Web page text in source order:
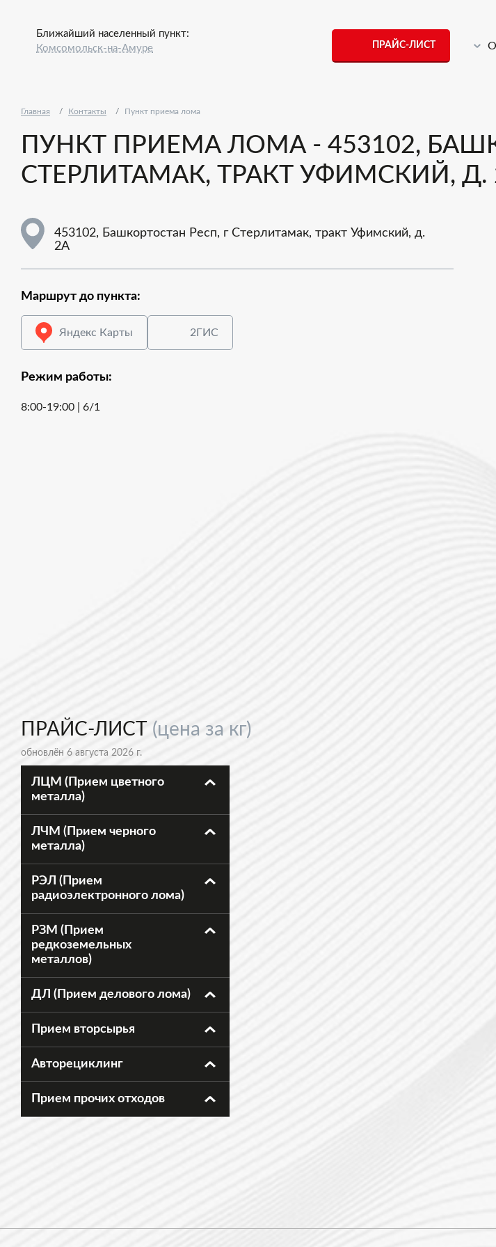
Ближайший населенный пункт:
Комсомольск-на-Амуре
ПРАЙС-ЛИСТ О
Главная Контакты Пункт приема лома
ПУНКТ ПРИЕМА ЛОМА - 453102,
СТЕРЛИТАМАК, ТРАКТ УФИМСКИЙ, Д.
453102, Башкортостан Респ, г Стерлитамак, тракт Уфимский, д.
2А
Маршрут до пункта:
Яндекс Карты 2ГИС
Режим работы:
8:00-19:00 | 6/1
ПРАЙС-ЛИСТ (цена за кг)
обновлён 6 августа 2026 г.
ЛЦМ (Прием цветного
металла)
ЛЧМ (Прием черного
металла)
РЭЛ (Прием
радиоэлектронного лома)
РЗМ (Прием
редкоземельных
металлов)
ДЛ (Прием делового лома)
Прием вторсырья
Авторециклинг
Прием прочих отходов